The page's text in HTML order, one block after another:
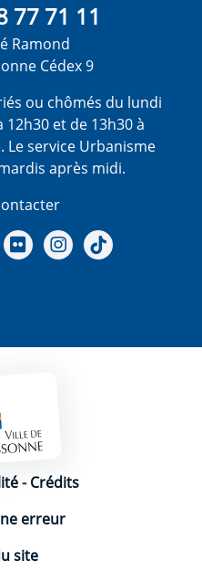
77 71 11
Ramond
Cédex 9
ou chômés du lundi
et de 13h30 à
Le service Urbanisme
après midi.
- (twitter)
Notre chaine Youtube
Notre Gallerie sur Flickr
Notre Instagram
légales
-Crédits
erreur
site